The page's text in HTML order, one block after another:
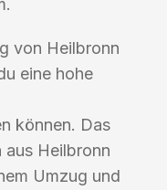
von Heilbronn
eine hohe
können. Das
Heilbronn
Umzug und